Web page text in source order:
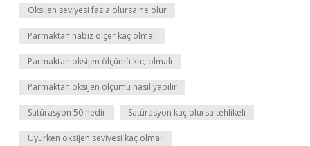
Oksijen seviyesi fazla olursa ne olur
Parmaktan nabız ölçer kaç olmalı
Parmaktan oksijen ölçümü kaç olmalı
Parmaktan oksijen ölçümü nasıl yapılır
Satürasyon 50 nedir Satürasyon kaç olursa tehlikeli
Uyurken oksijen seviyesi kaç olmalı